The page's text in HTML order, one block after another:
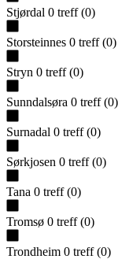
Stjørdal 0 treff (0)
Storsteinnes 0 treff (0)
Stryn 0 treff (0)
Sunndalsøra 0 treff (0)
Surnadal 0 treff (0)
Sørkjosen 0 treff (0)
Tana 0 treff (0)
Tromsø 0 treff (0)
Trondheim 0 treff (0)